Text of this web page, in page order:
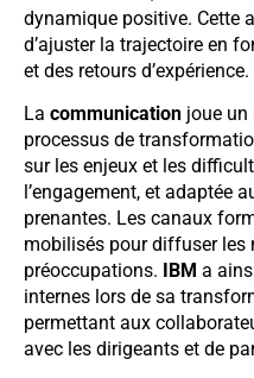
dynamique positive. Cette
d’ajuster la trajectoire en
et des retours d’expérience.
La communication joue un
processus de
sur les enjeux et les
l’engagement, et adaptée
prenantes. Les canaux
mobilisés pour diffuser les
préoccupations. IBM a
internes lors de sa
permettant aux
avec les dirigeants et de